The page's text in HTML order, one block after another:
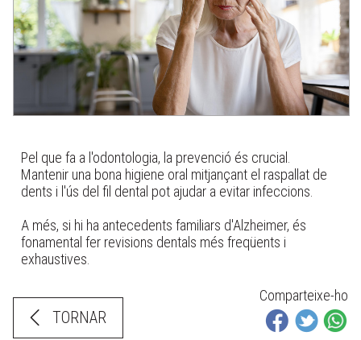
Pel que fa a l'odontologia, la prevenció és crucial.
Mantenir una bona higiene oral mitjançant el raspallat de
dents i l'ús del fil dental pot ajudar a evitar infeccions.
A més, si hi ha antecedents familiars d'Alzheimer, és
fonamental fer revisions dentals més freqüents i
exhaustives.
TORNAR
Comparteixe-ho